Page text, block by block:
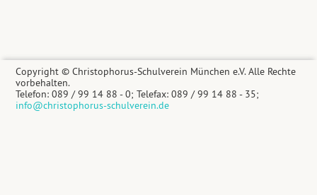
Copyright © Christophorus-Schulverein München e.V. Alle Rechte
vorbehalten.
Telefon: 089 / 99 14 88 - 0; Telefax: 089 / 99 14 88 - 35;
info@christophorus-schulverein.de